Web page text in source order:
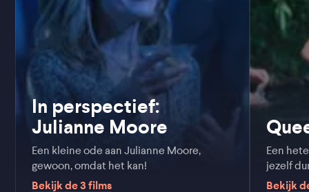
In perspectief:
Julianne Moore
Een kleine ode aan Julianne Moore,
gewoon, omdat het kan!
Bekijk de3 films
Een
jezelf
Bekijk